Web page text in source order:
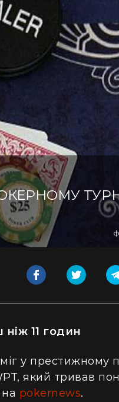
ніж 11 годин
у престижному
який тривав
pokernews.